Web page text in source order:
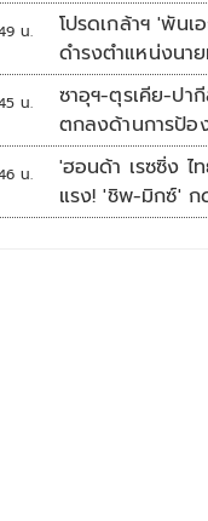
น.
โปรดเกล้าฯ 'พัน
ดำรงตำแหน่งนา
พระราชทานยศ '
น.
ซาอุฯ-ตุรเคีย-ปา
ตกลงด้านการป้อ
สงครามในภูมิภาค
น.
'ฮอนด้า เรซซิ่ง ไ
แรง! 'ชิพ-มิกซ์' ก
แถว ARRC สนา